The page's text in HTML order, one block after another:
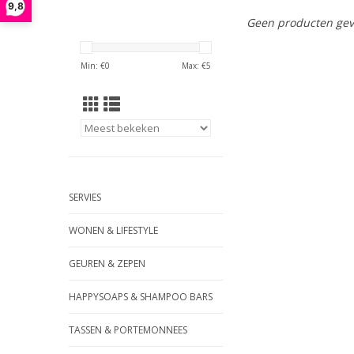
9,8
Min: €0 Max: €5
SERVIES
WONEN & LIFESTYLE
GEUREN & ZEPEN
HAPPYSOAPS & SHAMPOO BARS
TASSEN & PORTEMONNEES
Geen producten